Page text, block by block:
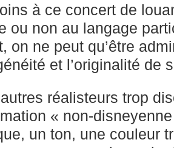
à ce concert de
ou non au langage
on ne peut qu’être
et l’originalité de
réalisteurs trop
« non-
un ton, une couleur